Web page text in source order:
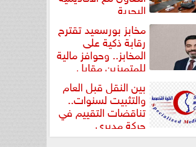
البحرية
مخابز بورسعيد تقترح
رقابة ذكية على
المخابز.. وحوافز مالية
للمتميزين مقابل
بين النقل قبل العام
والتثبيت لسنوات..
تناقضات التقييم في
حركة مديري